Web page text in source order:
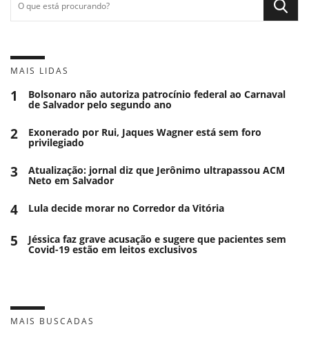
MAIS LIDAS
1 Bolsonaro não autoriza patrocínio federal ao Carnaval
de Salvador pelo segundo ano
2 Exonerado por Rui, Jaques Wagner está sem foro
privilegiado
3 Atualização: jornal diz que Jerônimo ultrapassou ACM
Neto em Salvador
4 Lula decide morar no Corredor da Vitória
5 Jéssica faz grave acusação e sugere que pacientes sem
Covid-19 estão em leitos exclusivos
MAIS BUSCADAS